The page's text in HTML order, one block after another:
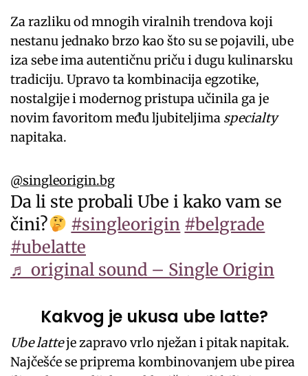
Za razliku od mnogih viralnih trendova koji
nestanu jednako brzo kao što su se pojavili, ube
iza sebe ima autentičnu priču i dugu kulinarsku
tradiciju. Upravo ta kombinacija egzotike,
nostalgije i modernog pristupa učinila ga je
novim favoritom među ljubiteljima specialty
napitaka.
@singleorigin.bg
Da li ste probali Ube i kako vam se
čini?
#singleorigin #belgrade
#ubelatte
♬ original sound – Single Origin
Kakvog je ukusa ube latte?
Ube latteje zapravo vrlo nježan i pitak napitak.
Najčešće se priprema kombinovanjem ube pirea